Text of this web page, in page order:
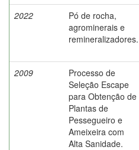
2022
Pó de rocha,
agrominerais e
remineralizadores.
2009
Processo de
Seleção Escape
para Obtenção de
Plantas de
Pessegueiro e
Ameixeira com
Alta Sanidade.